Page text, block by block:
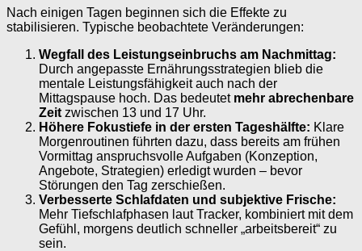
Nach einigen Tagen beginnen sich die Effekte zu
stabilisieren. Typische beobachtete Veränderungen:
Wegfall des Leistungseinbruchs am Nachmittag:
Durch angepasste Ernährungsstrategien blieb die
mentale Leistungsfähigkeit auch nach der
Mittagspause hoch. Das bedeutet mehr abrechenbare
Zeit zwischen 13 und 17 Uhr.
Höhere Fokustiefe in der ersten Tageshälfte: Klare
Morgenroutinen führten dazu, dass bereits am frühen
Vormittag anspruchsvolle Aufgaben (Konzeption,
Angebote, Strategien) erledigt wurden – bevor
Störungen den Tag zerschießen.
Verbesserte Schlafdaten und subjektive Frische:
Mehr Tiefschlafphasen laut Tracker, kombiniert mit dem
Gefühl, morgens deutlich schneller „arbeitsbereit“ zu
sein.